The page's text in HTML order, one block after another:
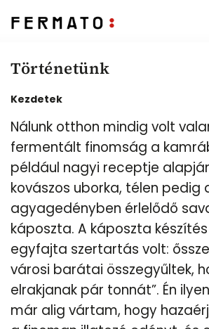
Történetünk
Kezdetek
Nálunk otthon mindig volt
fermentált finomság a
például nagyi receptje
kovászos uborka, télen pedig
agyagedényben érlelődő
káposzta. A káposzta
egyfajta szertartás volt:
városi barátai összegyűltek,
elrakjanak pár tonnát”. Én
már alig vártam, hogy